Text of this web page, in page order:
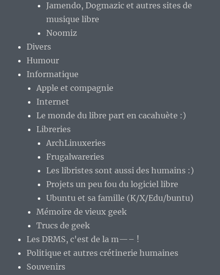
Jamendo, Dogmazic et autres sites de
musique libre
Noomiz
Divers
Humour
Informatique
Apple et compagnie
Internet
Le monde du libre part en cacahuète :)
Libreries
ArchLinuxeries
Frugalwareries
Les libristes sont aussi des humains :)
Projets un peu fou du logiciel libre
Ubuntu et sa famille (K/X/Edu/buntu)
Mémoire de vieux geek
Trucs de geek
Les DRMS, c'est de la m—– !
Politique et autres crétinerie humaines
Souvenirs